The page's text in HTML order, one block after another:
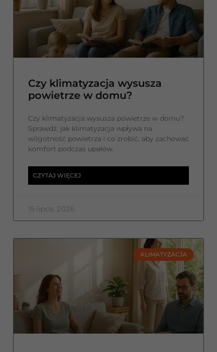
Czy klimatyzacja wysusza
powietrze w domu?
Czy klimatyzacja wysusza powietrze w domu?
Sprawdź, jak klimatyzacja wpływa na
wilgotność powietrza i co zrobić, aby zachować
komfort podczas upałów.
CZYTAJ WIĘCEJ
15 lipca, 2026
KLIMATYZACJA